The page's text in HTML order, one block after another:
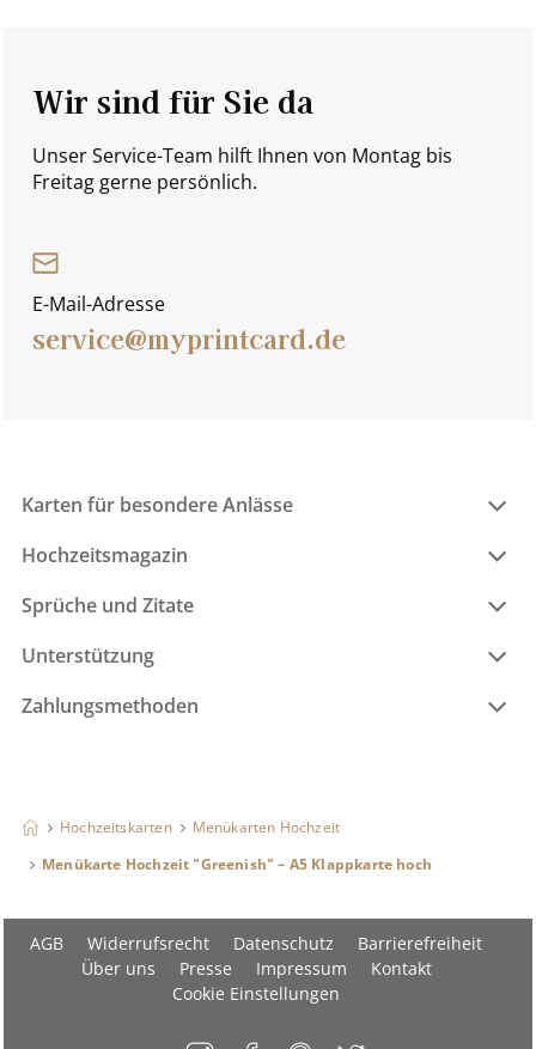
Wir sind für Sie da
Unser Service-Team hilft Ihnen von Montag bis
Freitag gerne persönlich.
E-Mail-Adresse
service@myprintcard.de
Karten für besondere Anlässe
Hochzeitsmagazin
Sprüche und Zitate
Unterstützung
Zahlungsmethoden
Hochzeitskarten
Menükarten Hochzeit
Menükarte Hochzeit "Greenish" – A5 Klappkarte hoch
AGB Widerrufsrecht Datenschutz
Barrierefreiheit
Über uns
Presse Impressum
Kontakt
Cookie Einstellungen